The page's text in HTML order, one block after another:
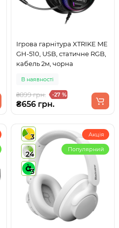
Ігрова гарнітура XTRIKE ME
GH-510, USB, статичне RGB,
кабель 2м, чорна
В наявності
₴899 грн. -27 %
₴656 грн.
3
24
3
Акція
Популярний